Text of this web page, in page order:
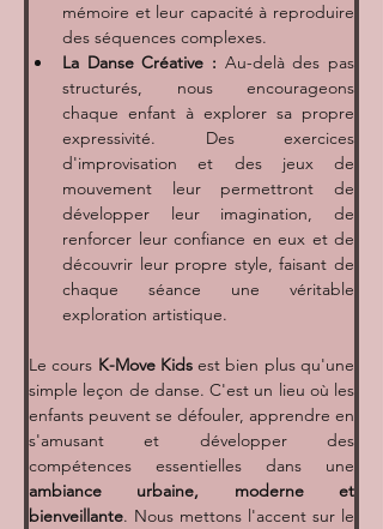
mémoire et leur capacité à reproduire
des séquences complexes.
La Danse Créative : Au-delà des pas
structurés, nous encourageons
chaque enfant à explorer sa propre
expressivité. Des exercices
d'improvisation et des jeux de
mouvement leur permettront de
développer leur imagination, de
renforcer leur confiance en eux et de
découvrir leur propre style, faisant de
chaque séance une véritable
exploration artistique.
Le cours K-Move Kids est bien plus qu'une
simple leçon de danse. C'est un lieu où les
enfants peuvent se défouler, apprendre en
s'amusant et développer des
ambiance urbaine, moderne et
bienveillante. Nous mettons l'accent sur le